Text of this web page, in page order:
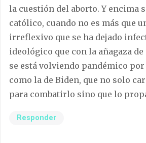
la cuestión del aborto. Y encima
católico, cuando no es más que
irreflexivo que se ha dejado
ideológico que con la añagaza
se está volviendo pandémico
como la de Biden, que no solo
para combatirlo sino que lo
Responder